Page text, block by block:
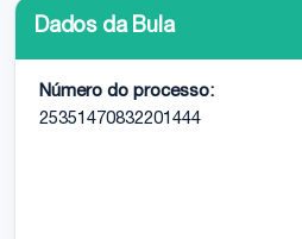
Dados da Bula
Número do processo:
25351470832201444